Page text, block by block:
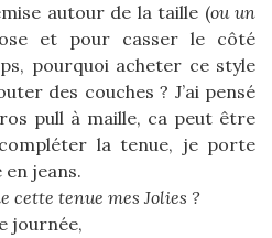
autour de la taille (ou un
et pour casser le côté
pourquoi acheter ce style
des couches ? J’ai pensé
pull à maille, ca peut être
la tenue, je porte
en jeans.
cette tenue mes Jolies ?
journée,